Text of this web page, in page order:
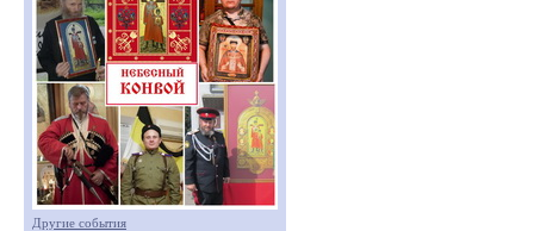
Другие события